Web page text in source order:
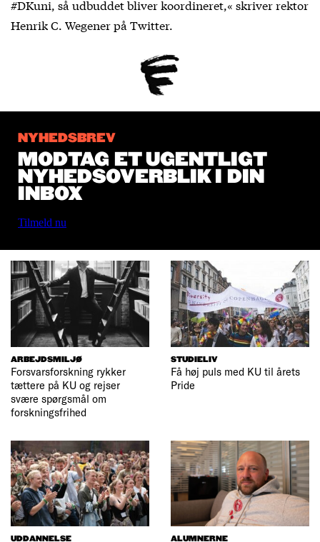
#DKuni, så udbuddet bliver koordineret,« skriver rektor
Henrik C. Wegener på Twitter.
NYHEDSBREV
MODTAG ET UGENTLIGT
NYHEDSOVERBLIK I DIN
INBOX
Tilmeld nu
ARBEJDSMILJØ
Forsvarsforskning rykker
tættere på KU og rejser
svære spørgsmål om
forskningsfrihed
STUDIELIV
Få høj puls med KU til årets
Pride
UDDANNELSE ALUMNERNE